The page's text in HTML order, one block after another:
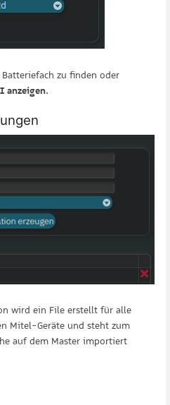
zu finden oder
anzeigen.
wird ein File erstellt für alle
Mitel-Geräte und steht zum
auf dem Master importiert